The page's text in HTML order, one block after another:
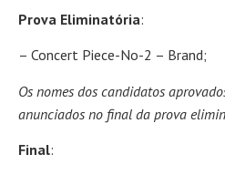
Prova Eliminatória:
– Concert Piece-No-2 – Brand;
Os nomes dos candidatos
anunciados no final da prova
Final: